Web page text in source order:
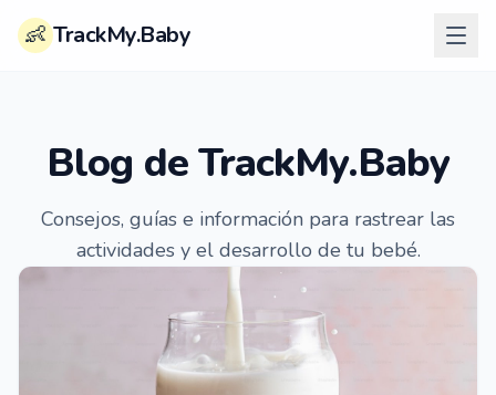
👶 TrackMy.Baby
Blog de TrackMy.Baby
Consejos, guías e información para rastrear las
actividades y el desarrollo de tu bebé.